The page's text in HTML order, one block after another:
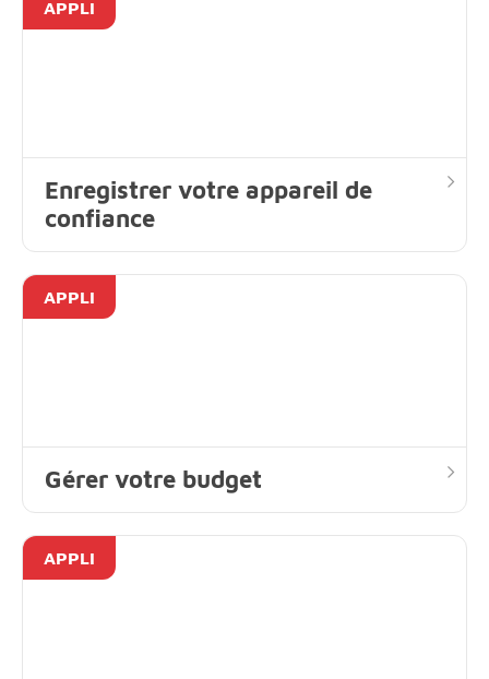
APPLI
Enregistrer votre appareil de
confiance
APPLI
Gérer votre budget
APPLI